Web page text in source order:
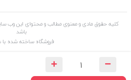
کلیه حقوق مادی و معنوی مطالب و محتوای این وب
باشد
فروشگاه ساخته شده با